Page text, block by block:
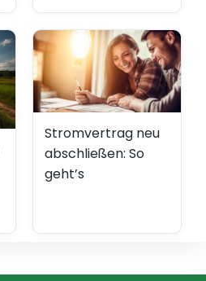
Stromvertrag neu
abschließen: So
geht’s